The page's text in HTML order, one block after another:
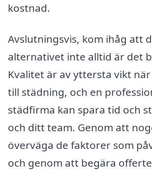
kostnad.
Avslutningsvis, kom ihåg att
alternativet inte alltid är det
Kvalitet är av yttersta vikt
till städning, och en
städfirma kan spara tid och
och ditt team. Genom att
överväga de faktorer som
och genom att begära